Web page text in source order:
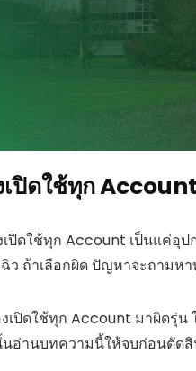
เปิดใช้ทุก
ปิดใช้ทุก Account เป็นแค่
ว ถ้าเลือกผิด ปัญหาจะถามห
เปิดใช้ทุก Account มาผิดรุ่น
นอ่านบทความนี้ให้จบก่อนตัด